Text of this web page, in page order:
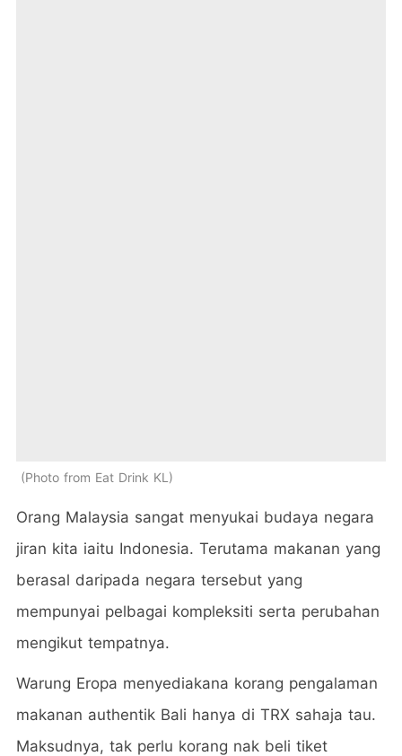
Photo from Eat Drink KL
Orang Malaysia sangat menyukai budaya negara
jiran kita iaitu Indonesia. Terutama makanan yang
berasal daripada negara tersebut yang
mempunyai pelbagai kompleksiti serta perubahan
mengikut tempatnya.
Warung Eropa menyediakana korang pengalaman
makanan authentik Bali hanya di TRX sahaja tau.
Maksudnya, tak perlu korang nak beli tiket